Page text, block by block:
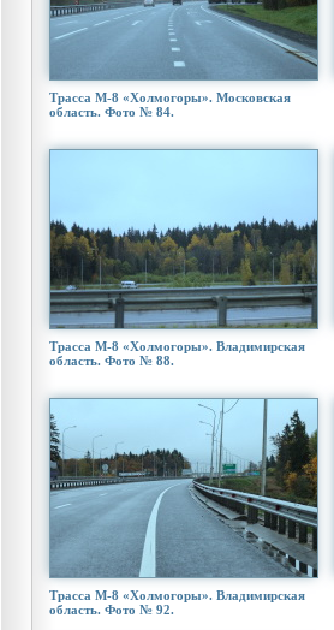
Трасса М-8 «Холмогоры». Московская
область. Фото № 84.
Трасса М-8 «Холмогоры». Владимирская
область. Фото № 88.
Трасса М-8 «Холмогоры». Владимирская
область. Фото № 92.